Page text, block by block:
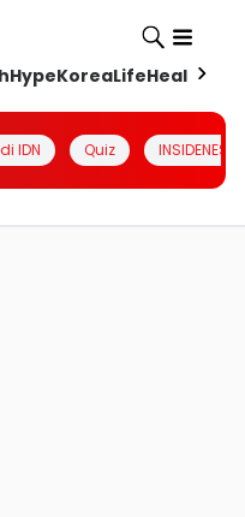
HypeKoreaLifeHealth
IDN Quiz INSIDENESIA